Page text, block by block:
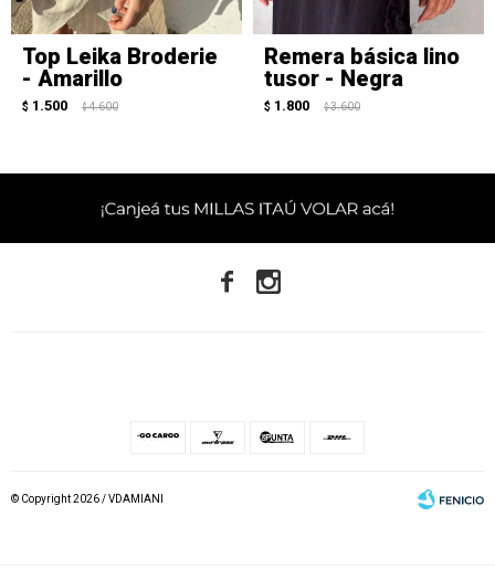
Top Leika Broderie
- Amarillo
$ 1.500 $ 4.600
Remera básica lino
tusor - Negra
$ 1.800 $ 3.600
 
© Copyright 2026 / VDAMIANI